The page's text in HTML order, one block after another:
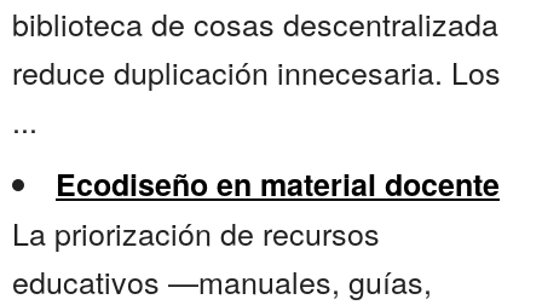
biblioteca de cosas descentralizada
reduce duplicación innecesaria. Los
...
Ecodiseño en material docente
La priorización de recursos
educativos —manuales, guías,